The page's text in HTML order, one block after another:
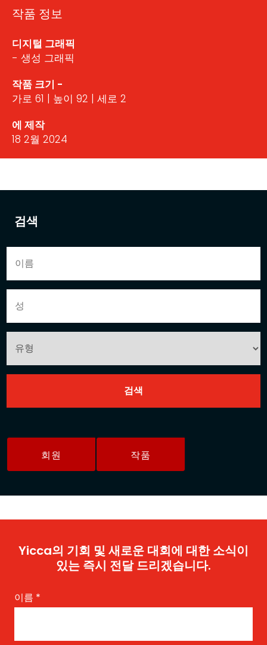
검색
회원 작품
작품 정보
디지털 그래픽
- 생성 그래픽
작품 크기 -
가로 61 | 높이 92 | 세로 2
에 제작
18 2월 2024
Yicca의 기회 및 새로운 대회에 대한 소식이
있는 즉시 전달 드리겠습니다.
이름 *